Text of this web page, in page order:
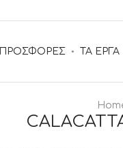
ΠΡΟΣΦΟΡΕΣ ΤΑ